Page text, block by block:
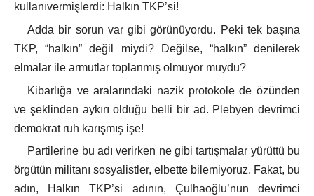
kullanıvermişlerdi: Halkın TKP’si!
Adda bir sorun var gibi görünüyordu. Peki tek başına
TKP, “halkın” değil miydi? Değilse, “halkın” denilerek
elmalar ile armutlar toplanmış olmuyor muydu?
Kibarlığa ve aralarındaki nazik protokole de özünden
ve şeklinden aykırı olduğu belli bir ad. Plebyen devrimci
demokrat ruh karışmış işe!
Partilerine bu adı verirken ne gibi tartışmalar yürüttü bu
örgütün militanı sosyalistler, elbette bilemiyoruz. Fakat, bu
adın, Halkın TKP’si adının, Çulhaoğlu’nun devrimci